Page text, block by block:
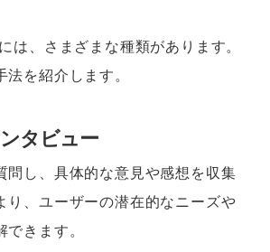
は、さまざまな種類があります。
を紹介します。
タビュー
問し、具体的な意見や感想を収集
り、ユーザーの潜在的なニーズや
きます。